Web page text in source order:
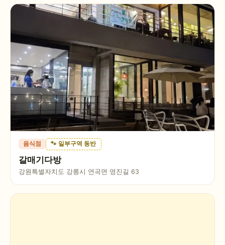
음식점 🐾 일부구역 동반
갈매기다방
강원특별자치도 강릉시 연곡면 영진길 63